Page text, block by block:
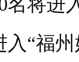
“福